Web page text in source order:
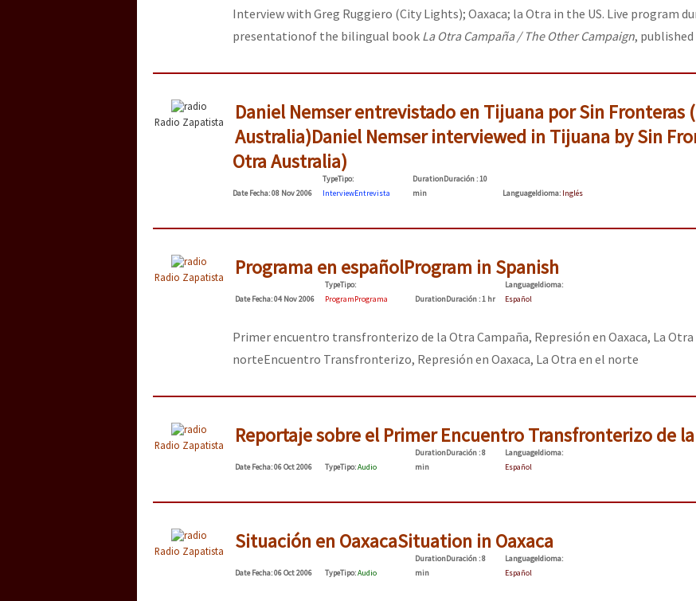
Interview with Greg Ruggiero (City Lights); Oaxaca; la Otra in the US. Live program
presentationof the bilingual book La Otra Campaña / The Other Campaign,
Radio Zapatista
Daniel Nemser entrevistado en Tijuana por Sin Fronteras
Australia)Daniel Nemser interviewed in Tijuana by Sin
Otra Australia)
DateFecha: 08 Nov 2006
TypeTipo:
InterviewEntrevista
DurationDuración: 10
min
LanguageIdioma: Inglés
Radio Zapatista Programa en españolProgram in Spanish
DateFecha: 04 Nov 2006
TypeTipo:
ProgramPrograma DurationDuración: 1 hr
LanguageIdioma:
Español
Primer encuentro transfronterizo de la Otra Campaña, Represión en Oaxaca, La Otra
norteEncuentro Transfronterizo, Represión en Oaxaca, La Otra en el norte
Radio Zapatista Reportaje sobre el Primer Encuentro Transfronterizo de
DateFecha: 06 Oct 2006 TypeTipo:Audio
DurationDuración: 8
min
LanguageIdioma:
Español
Radio Zapatista Situación en OaxacaSituation in Oaxaca
DateFecha: 06 Oct 2006 TypeTipo:Audio
DurationDuración: 8
min
LanguageIdioma:
Español